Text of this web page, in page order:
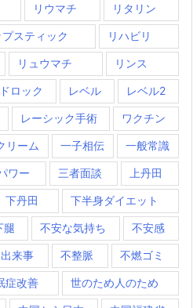
リウマチ リタリン
プスティック リハビリ
リュウマチ リンス
ロック レベル レベル2
レーシック手術 ワクチン
リーム 一子相伝 一般常識
ワー 三者面談 上丹田
下丹田 下半身ダイエット
腿 不安な気持ち 不安感
来事 不整脈 不燃ゴミ
症改善 世のため人のため